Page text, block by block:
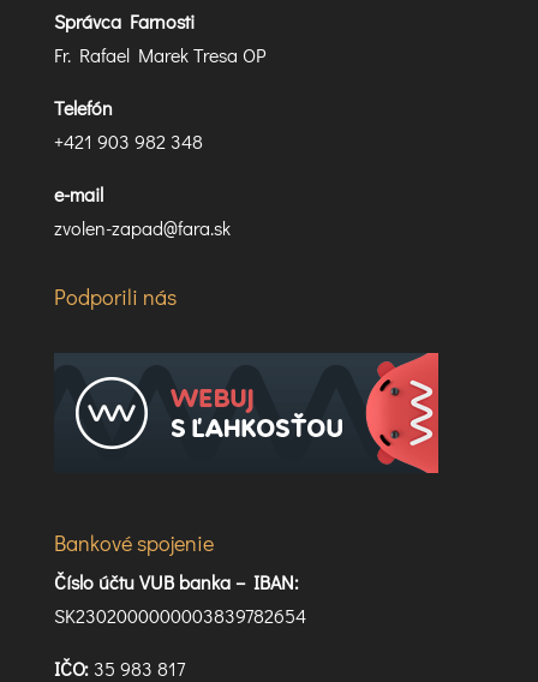
Správca Farnosti
Fr. Rafael Marek Tresa OP
Telefón
+421 903 982 348
e-mail
zvolen-zapad@fara.sk
Podporili nás
Bankové spojenie
Číslo účtu VUB banka – IBAN:
SK2302000000003839782654
IČO:35 983 817